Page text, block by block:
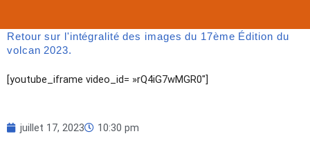
Retour sur l'intégralité des images du 17ème Édition du
volcan 2023.
[youtube_iframe video_id= »rQ4iG7wMGR0″]
juillet 17, 2023 10:30 pm